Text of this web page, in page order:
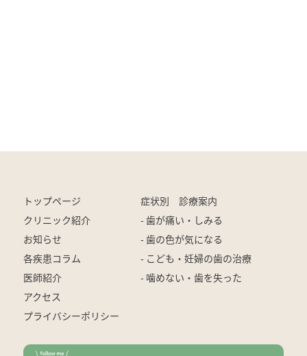
トップページ
クリニック紹介
お知らせ
各疾患コラム
医師紹介
アクセス
プライバシーポリシー
症状別 診療案内
- 歯が痛い・しみる
- 歯の色が気になる
- こども・妊婦の歯の治療
- 噛めない・歯を失った